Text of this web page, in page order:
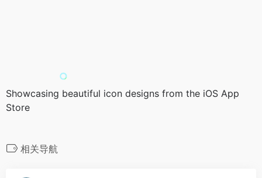
Showcasing beautiful icon designs from the iOS App
Store
相关导航